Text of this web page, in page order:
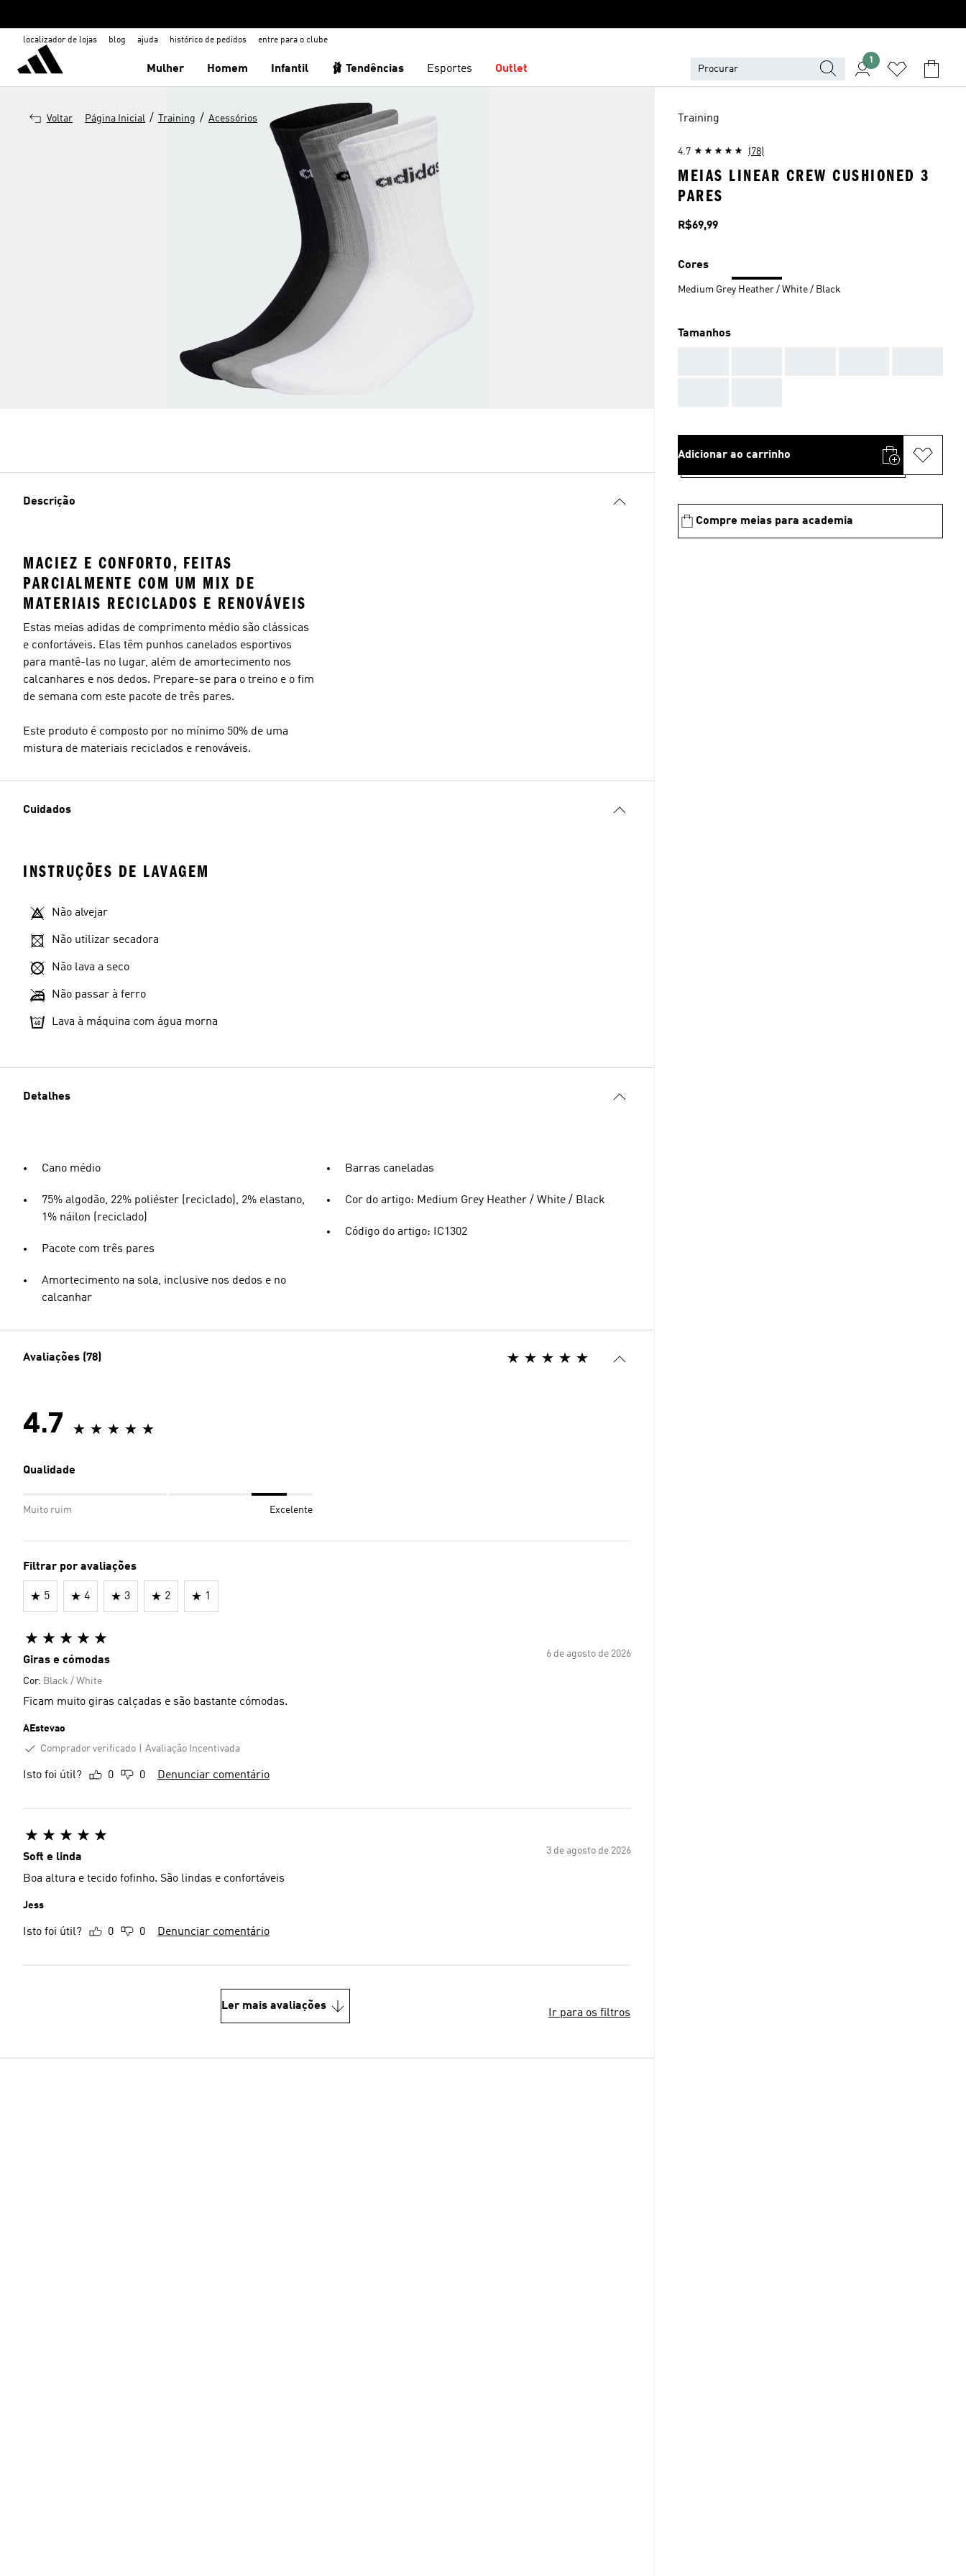
localizador de lojas blog ajuda histórico de pedidos entre para o clube
Mulher Homem Infantil 🩰 Tendências Esportes Outlet
1
Voltar Página Inicial / Training / Acessórios
Descrição
MACIEZ E CONFORTO, FEITAS
PARCIALMENTE COM UM MIX DE
MATERIAIS RECICLADOS E RENOVÁVEIS
Estas meias adidas de comprimento médio são clássicas
e confortáveis. Elas têm punhos canelados esportivos
para mantê-las no lugar, além de amortecimento nos
calcanhares e nos dedos. Prepare-se para o treino e o fim
de semana com este pacote de três pares.
Este produto é composto por no mínimo 50% de uma
mistura de materiais reciclados e renováveis.
Cuidados
INSTRUÇÕES DE LAVAGEM
Não alvejar
Não utilizar secadora
Não lava a seco
Não passar à ferro
Lava à máquina com água morna
Detalhes
Cano médio
75% algodão, 22% poliéster (reciclado), 2% elastano,
1% náilon (reciclado)
Pacote com três pares
Amortecimento na sola, inclusive nos dedos e no
calcanhar
Barras caneladas
Cor do artigo: Medium Grey Heather / White / Black
Código do artigo: IC1302
Avaliações (78)
4.7
Qualidade
Muito ruim Excelente
Filtrar por avaliações
5 4 3 2 1
6 de agosto de 2026
Giras e cómodas
Cor: Black / White
Ficam muito giras calçadas e são bastante cómodas.
AEstevao
Comprador verificado
Avaliação Incentivada
Isto foi útil? 0 0 Denunciar comentário
3 de agosto de 2026
Soft e linda
Boa altura e tecido fofinho. São lindas e confortáveis
Jess
Isto foi útil? 0 0 Denunciar comentário
Ler mais avaliações
Ir para os filtros
Training
4.7 (78)
MEIAS LINEAR CREW CUSHIONED 3
PARES
Preço
R$69,99
Cores
Medium Grey Heather / White / Black
Tamanhos
Adicionar ao carrinho
Compre meias para academia